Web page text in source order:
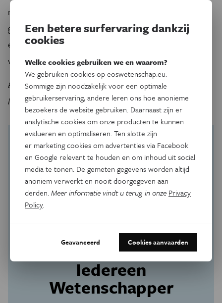
mensen’. ‘Daarom vind ik dit zo boeiend. In de
geschiedenisles leer je vooral over veldslagen, over de adel
en de koningen. Hier gaat het over de grote meerderheid
van de mensen, en hoe zij leefden.’
Binnenkort start een nieuw onderzoek naar de moederlijke
lijn. Meedoen kan viahttp://mamamito.be/
Burgerwetenschappers gezocht
Iedereen
Wetenschapper
Een betere surfervaring dankzij
cookies
Welke cookies gebruiken we en waarom?
We gebruiken cookies op eoswetenschap.eu.
Sommige zijn noodzakelijk voor een optimale
gebruikerservaring, andere leren ons hoe anonieme
bezoekers de website gebruiken. Daarnaast zijn er
analytische cookies om onze producten te kunnen
evalueren en optimaliseren. Ten slotte zijn
er marketing cookies om advertenties via Facebook
en Google relevant te houden en om inhoud uit social
media te tonen. De gemeten gegevens worden altijd
anoniem verwerkt en nooit doorgegeven aan
derden.Meer informatie vindt u terug in onze Privacy
Policy.
Geavanceerd Cookies aanvaarden